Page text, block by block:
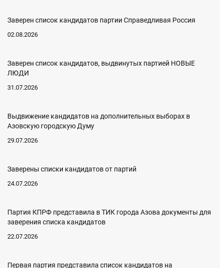
Заверен список кандидатов партии Справедливая Россия
02.08.2026
Заверен список кандидатов, выдвинутых партией НОВЫЕ
ЛЮДИ
31.07.2026
Выдвижение кандидатов на дополнительных выборах в
Азовскую городскую Думу
29.07.2026
Заверены списки кандидатов от партий
24.07.2026
Партия КПРФ представила в ТИК города Азова документы для
заверения списка кандидатов
22.07.2026
Первая партия представила список кандидатов на